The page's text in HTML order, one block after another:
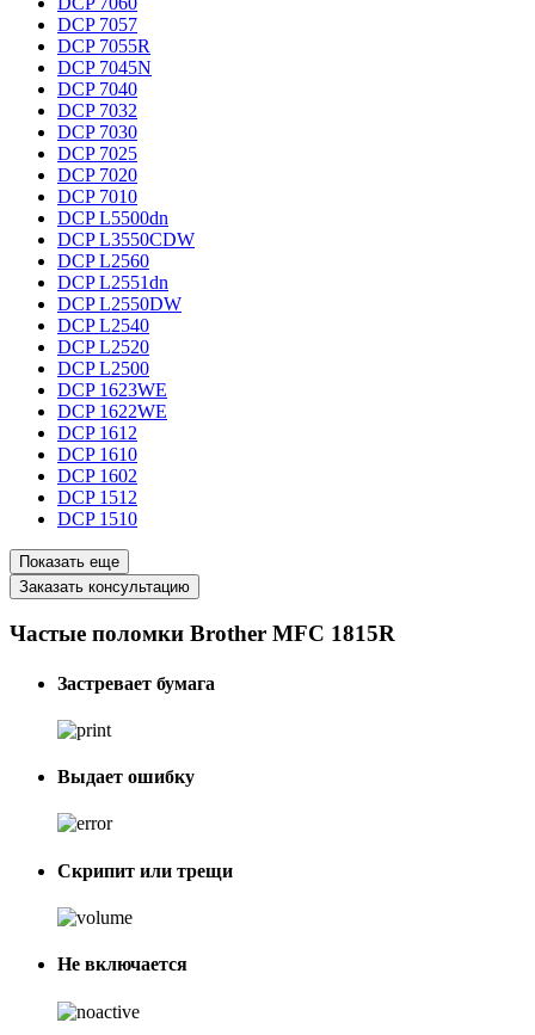
DCP 7057
DCP 7055R
DCP 7045N
DCP 7040
DCP 7032
DCP 7030
DCP 7025
DCP 7020
DCP 7010
DCP L5500dn
DCP L3550CDW
DCP L2560
DCP L2551dn
DCP L2550DW
DCP L2540
DCP L2520
DCP L2500
DCP 1623WE
DCP 1622WE
DCP 1612
DCP 1610
DCP 1602
DCP 1512
DCP 1510
Показать еще
Заказать консультацию
Частые поломки Brother MFC 1815R
Застревает бумага
Выдает ошибку
Скрипит или трещи
Не включается